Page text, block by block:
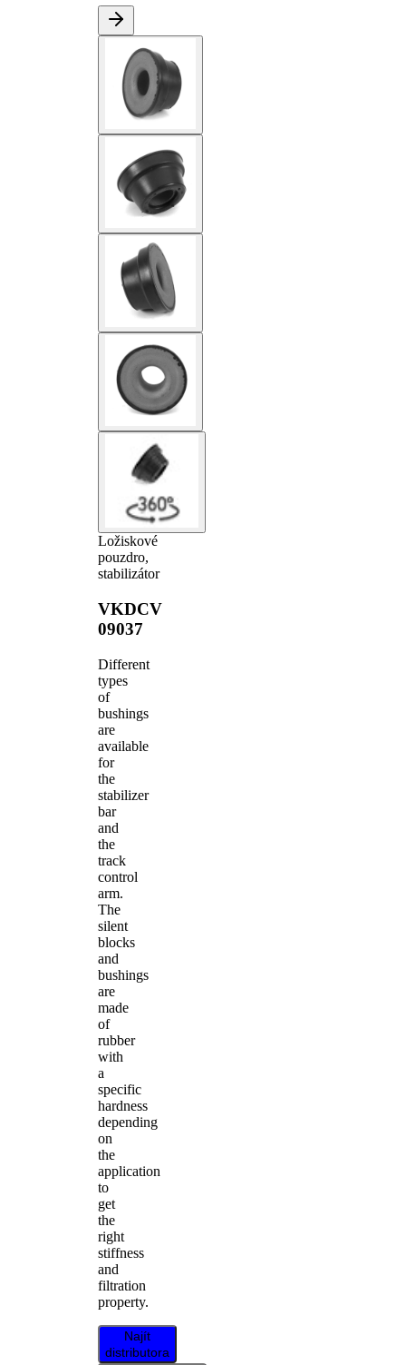
Ložiskové
pouzdro,
stabilizátor
VKDCV
09037
Different
types
of
bushings
are
available
for
the
stabilizer
bar
and
the
track
control
arm.
The
silent
blocks
and
bushings
are
made
of
rubber
with
a
specific
hardness
depending
on
the
application
to
get
the
right
stiffness
and
filtration
property.
Najít
distributora